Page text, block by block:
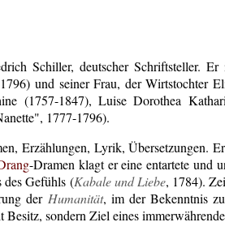
Schiller, deutscher Schriftsteller.
und seiner Frau, der Wirtstochter
(1757-1847), Luise Dorothea
1777-1796).
Erzählungen, Lyrik, Übersetzungen.
-Dramen klagt er eine entartete und
des Gefühls (Kabale und Liebe, 1784).
der Humanität, im der Bekenntnis
Besitz, sondern Ziel eines